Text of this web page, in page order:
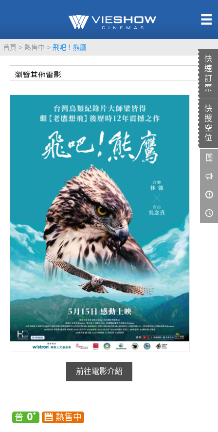
快
速
訂
票
快
搜
空
位
首頁 熱售中 飛吧！熊鷹
前往電影介紹
TITAN SCREEN
IMAX
4DX
GOLD CLASS
AD口述影像
LIVE演唱會
影城餐飲
影城公告
影城活動
中獎名單
合作夥伴
商家介紹
加入iShow
會員Q&A